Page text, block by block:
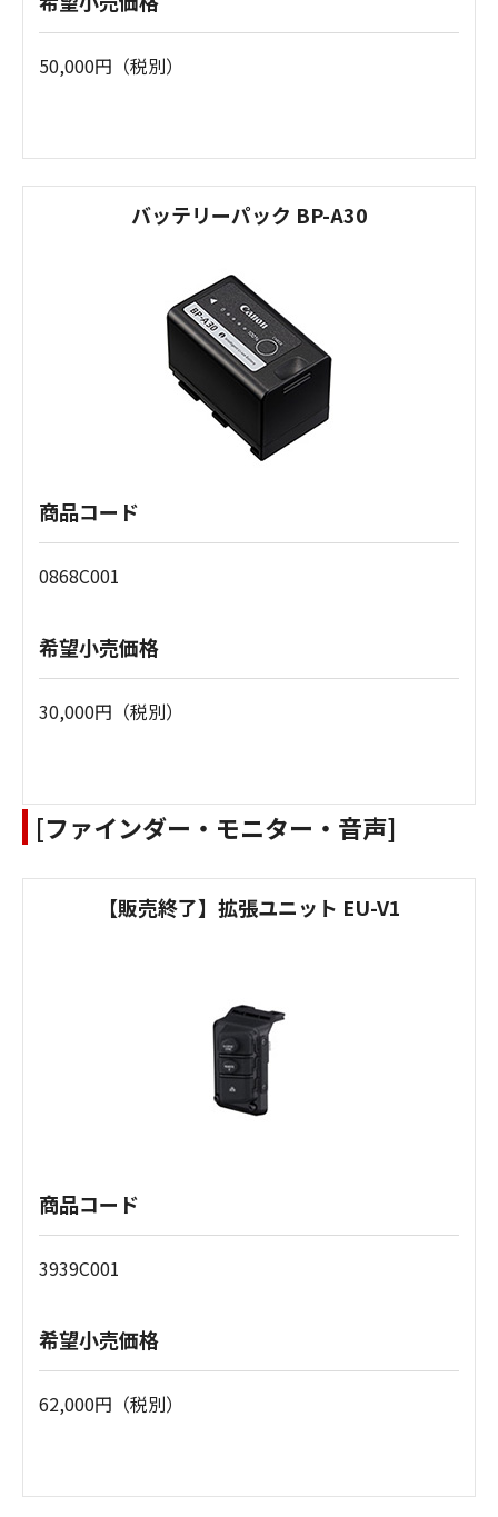
50,000円（税別）
バッテリーパック BP-A30
商品コード
0868C001
希望小売価格
30,000円（税別）
[ファインダー・モニター・音声]
【販売終了】拡張ユニット EU-V1
商品コード
3939C001
希望小売価格
62,000円（税別）